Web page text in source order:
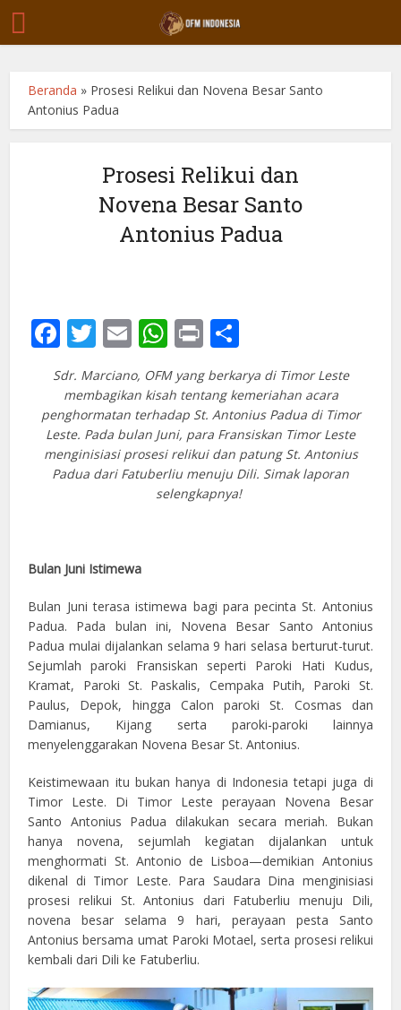
Beranda » Prosesi Relikui dan Novena Besar Santo
Antonius Padua
Prosesi Relikui dan
Novena Besar Santo
Antonius Padua
Facebook
Twitter
EmailWhatsApp
Print
Sdr. Marciano, OFM yang berkarya di Timor Leste
membagikan kisah tentang kemeriahan acara
penghormatan terhadap St. Antonius Padua di Timor
Leste. Pada bulan Juni, para Fransiskan Timor Leste
menginisiasi prosesi relikui dan patung St. Antonius
Padua dari Fatuberliu menuju Dili. Simak laporan
selengkapnya!
Bulan Juni Istimewa
Bulan Juni terasa istimewa bagi para pecinta St. Antonius
Padua. Pada bulan ini, Novena Besar Santo Antonius
Padua mulai dijalankan selama 9 hari selasa berturut-turut.
Sejumlah paroki Fransiskan seperti Paroki Hati Kudus,
Kramat, Paroki St. Paskalis, Cempaka Putih, Paroki St.
Paulus, Depok, hingga Calon paroki St. Cosmas dan
Damianus, Kijang serta paroki-paroki lainnya
menyelenggarakan Novena Besar St. Antonius.
Keistimewaan itu bukan hanya di Indonesia tetapi juga di
Timor Leste. Di Timor Leste perayaan Novena Besar
Santo Antonius Padua dilakukan secara meriah. Bukan
hanya novena, sejumlah kegiatan dijalankan untuk
menghormati St. Antonio de Lisboa—demikian Antonius
dikenal di Timor Leste. Para Saudara Dina menginisiasi
prosesi relikui St. Antonius dari Fatuberliu menuju Dili,
novena besar selama 9 hari, perayaan pesta Santo
Antonius bersama umat Paroki Motael, serta prosesi relikui
kembali dari Dili ke Fatuberliu.